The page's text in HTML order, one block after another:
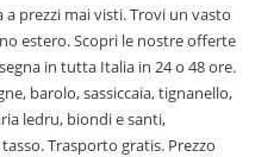
prezzi mai visti. Trovi un vasto
estero. Scopri le nostre offerte
in tutta Italia in 24 o 48 ore.
barolo, sassiccaia, tignanello,
ledru, biondi e santi,
Trasporto gratis. Prezzo